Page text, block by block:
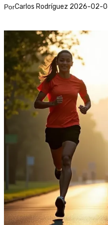
PorCarlos Rodríguez 2026-02-